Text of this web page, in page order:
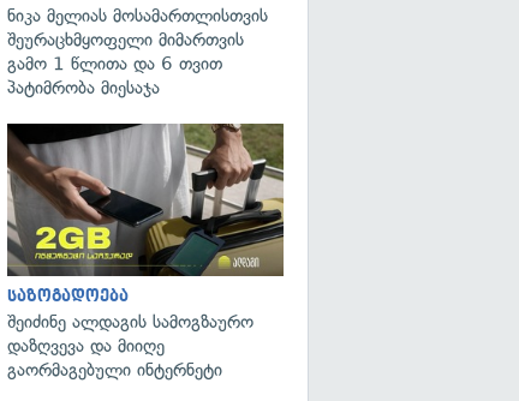
ნიკა მელიას მოსამართლისთვის
შეურაცხმყოფელი მიმართვის
გამო 1 წლითა და 6 თვით
პატიმრობა მიესაჯა
საზოგადოება
შეიძინე ალდაგის სამოგზაურო
დაზღვევა და მიიღე
გაორმაგებული ინტერნეტი